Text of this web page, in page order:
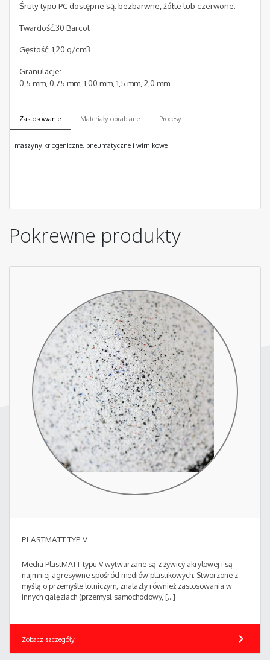
Śruty typu PC dostępne są: bezbarwne, żółte lub czerwone.
Twardość:30 Barcol
Gęstość: 1,20 g/cm3
Granulacje:
0,5 mm, 0,75 mm, 1,00 mm, 1,5 mm, 2,0 mm
Zastosowanie Materiały obrabiane Procesy
maszyny kriogeniczne, pneumatyczne i wirnikowe
Pokrewne produkty
PLASTMATT TYP V
Media PlastMATT typu V wytwarzane są z żywicy akrylowej i są
najmniej agresywne spośród mediów plastikowych. Stworzone z
myślą o przemyśle lotniczym, znalazły również zastosowania w
innych gałęziach (przemysł samochodowy, […]
Zobacz szczegóły chevron_right